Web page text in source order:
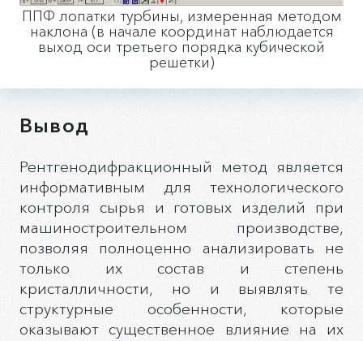
ППФ лопатки турбины, измеренная методом
наклона (в начале координат наблюдается
выход оси третьего порядка кубической
решетки)
Вывод
Рентгенодифракционный метод является
информативным для технологического
контроля сырья и готовых изделий при
машиностроительном производстве,
позволяя полноценно анализировать не
только их состав и степень
кристалличности, но и выявлять те
структурные особенности, которые
оказывают существенное влияние на их